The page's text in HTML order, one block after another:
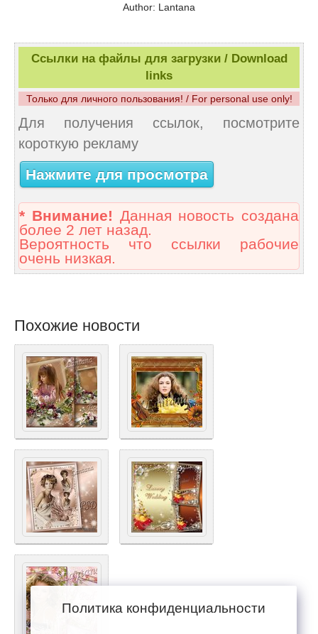
Author: Lantana
Ссылки на файлы для загрузки / Download
links
Только для личного пользования! / For personal use only!
Для получения ссылок, посмотрите
короткую рекламу
Нажмите для просмотра
* Внимание! Данная новость создана
более 2 лет назад.
Вероятность что ссылки рабочие
очень низкая.
Похожие новости
Политика конфиденциальности